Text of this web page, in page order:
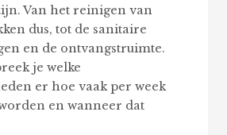
Van het reinigen van
dus, tot de sanitaire
en de ontvangstruimte.
je welke
er hoe vaak per week
en wanneer dat